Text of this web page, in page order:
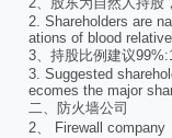
2. Shareholders are
ations of blood
3、持股比例建议
3. Suggested
ecomes the major
二、防火墙公司
2、 Firewall company